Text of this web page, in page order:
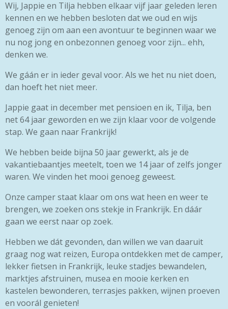
Wij, Jappie en Tilja hebben elkaar vijf jaar geleden leren
kennen en we hebben besloten dat we oud en wijs
genoeg zijn om aan een avontuur te beginnen waar we
nu nog jong en onbezonnen genoeg voor zijn... ehh,
denken we.
We gáán er in ieder geval voor. Als we het nu niet doen,
dan hoeft het niet meer.
Jappie gaat in december met pensioen en ik, Tilja, ben
net 64 jaar geworden en we zijn klaar voor de volgende
stap. We gaan naar Frankrijk!
We hebben beide bijna 50 jaar gewerkt, als je de
vakantiebaantjes meetelt, toen we 14 jaar of zelfs jonger
waren. We vinden het mooi genoeg geweest.
Onze camper staat klaar om ons wat heen en weer te
brengen, we zoeken ons stekje in Frankrijk. En dáár
gaan we eerst naar op zoek.
Hebben we dát gevonden, dan willen we van daaruit
graag nog wat reizen, Europa ontdekken met de camper,
lekker fietsen in Frankrijk, leuke stadjes bewandelen,
marktjes afstruinen, musea en mooie kerken en
kastelen bewonderen, terrasjes pakken, wijnen proeven
en voorál genieten!